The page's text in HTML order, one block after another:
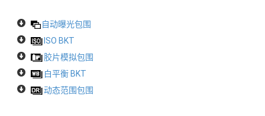
自动曝光包围
ISO BKT
胶片模拟包围
白平衡 BKT
动态范围包围